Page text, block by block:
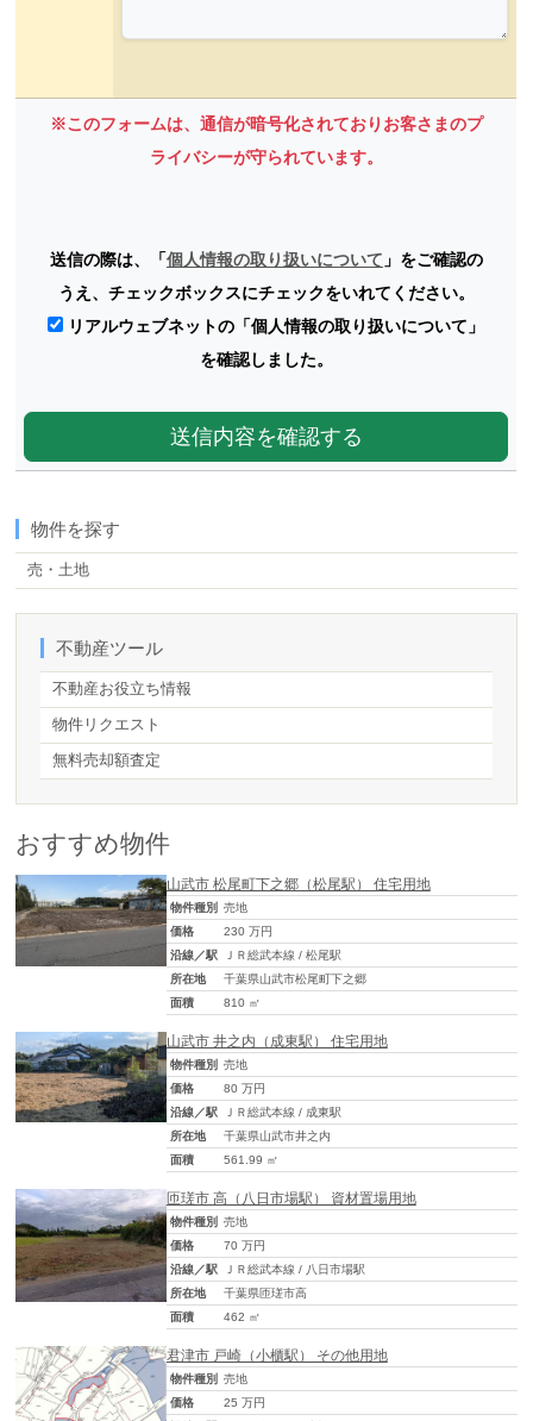
※このフォームは、通信が暗号化されておりお客さまのプ
ライバシーが守られています。
送信の際は、「個人情報の取り扱いについて 」をご確認の
うえ、チェックボックスにチェックをいれてください。
リアルウェブネットの「個人情報の取り扱いについて」
を確認しました。
物件を探す
売・土地
不動産ツール
不動産お役立ち情報
物件リクエスト
無料売却額査定
おすすめ物件
山武市 松尾町下之郷（松尾駅） 住宅用地
物件種別
売地
価格
230 万円
沿線／駅
ＪＲ総武本線 / 松尾駅
所在地
千葉県山武市松尾町下之郷
面積
810 ㎡
山武市 井之内（成東駅） 住宅用地
物件種別
売地
価格
80 万円
沿線／駅
ＪＲ総武本線 / 成東駅
所在地
千葉県山武市井之内
面積
561.99 ㎡
匝瑳市 高（八日市場駅） 資材置場用地
物件種別
売地
価格
70 万円
沿線／駅
ＪＲ総武本線 / 八日市場駅
所在地
千葉県匝瑳市高
面積
462 ㎡
君津市 戸崎（小櫃駅） その他用地
物件種別
売地
価格
25 万円